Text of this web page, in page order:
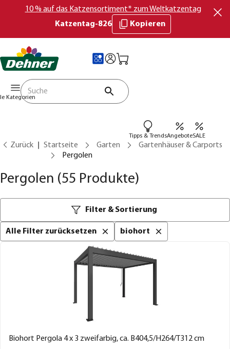
10 % auf das Katzensortiment* zum Weltkatzentag
Katzentag-826
Kopieren
Kategorien
Tipps & TrendsAngeboteSALE
Zurück Startseite Garten
Gartenhäuser & Carports
Pergolen
Pergolen (55 Produkte)
Filter & Sortierung
Alle Filter zurücksetzen biohort
Biohort Pergola 4 x 3 zweifarbig, ca. B404,5/H264/T312 cm